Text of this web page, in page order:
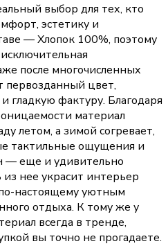
выбор для тех, кто
эстетику и
— Хлопок 100%, поэтому
после многочисленных
первозданный цвет,
гладкую фактуру. Благодаря
материал
летом, а зимой согревает,
тактильные ощущения и
— еще и удивительно
нее украсит интерьер
настоящему уютным
отдыха. К тому же у
всегда в тренде,
вы точно не прогадаете.